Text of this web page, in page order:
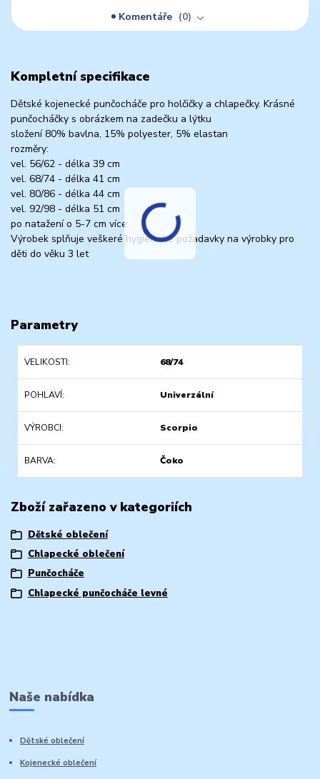
Komentáře
0
Kompletní specifikace
Dětské kojenecké punčocháče pro holčičky a chlapečky. Krásné
punčocháčky s obrázkem na zadečku a lýtku
složení 80% bavlna, 15% polyester, 5% elastan
rozměry:
vel. 56/62 - délka 39 cm
vel. 68/74 - délka 41 cm
vel. 80/86 - délka 44 cm
vel. 92/98 - délka 51 cm
po natažení o 5-7 cm více
Výrobek splňuje veškeré hygienické požadavky na výrobky pro
děti do věku 3 let
Parametry
VELIKOSTI 68/74
POHLAVÍ Univerzální
VÝROBCI Scorpio
BARVA Čoko
Zboží zařazeno v kategoriích
Dětské oblečení
Chlapecké oblečení
Punčocháče
Chlapecké punčocháče levné
Naše nabídka
Dětské oblečení
Kojenecké oblečení